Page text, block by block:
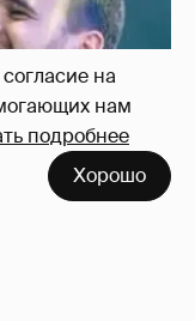
на
нам
подробнее
Хорошо